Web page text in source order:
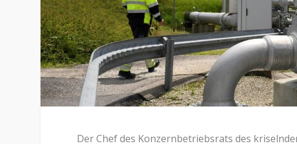
Der Chef des Konzernbetriebsrats des